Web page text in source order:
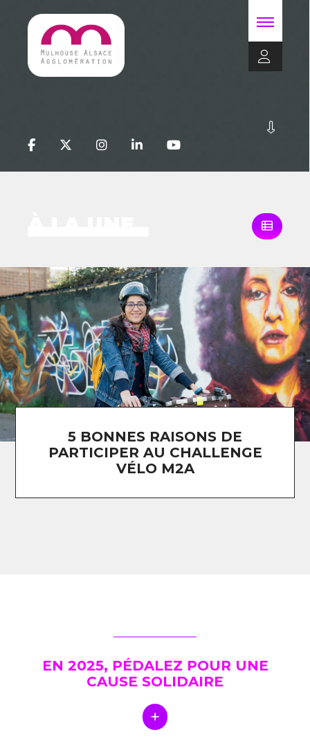
5 BONNES RAISONS DE
PARTICIPER AU CHALLENGE
VÉLO M2A
EN 2025, PÉDALEZ POUR UNE
CAUSE SOLIDAIRE